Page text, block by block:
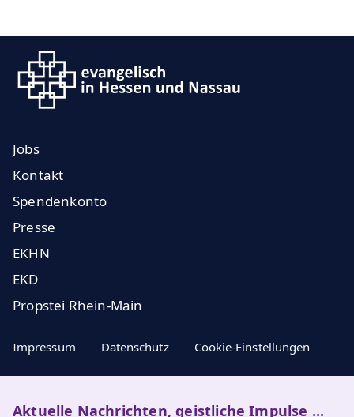
Jobs
Kontakt
Spendenkonto
Presse
EKHN
EKD
Propstei Rhein-Main
Impressum Datenschutz Cookie-Einstellungen
Aktuelle Nachrichten, geistliche Impulse ...